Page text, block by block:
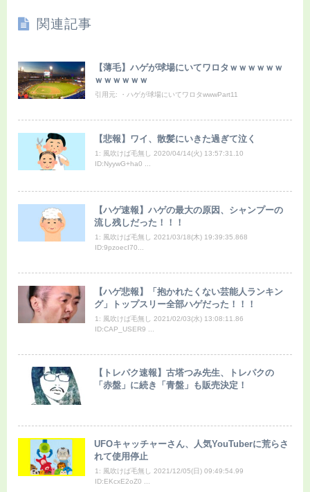
関連記事
【薄毛】ハゲが球場にいてワロタｗｗｗｗｗｗ
ｗｗｗｗｗｗ
引用元: ・ハゲが球場にいてワロタwwwPart11
【悲報】ワイ、散髪にいきた過ぎて泣く
1: 風吹けば毛無し 2020/04/14(火) 13:57:31.10
ID:NyywG+ha0 ...
【ハゲ速報】ハゲの最大の原因、シャンプーの
流し残しだった！！！
1: 風吹けば毛無し 2021/03/18(木) 19:39:35.868
ID:9pzoecI70...
【ハゲ悲報】「抱かれたくない芸能人ランキン
グ」トップスリー全部ハゲだった！！！
1: 風吹けば毛無し 2021/02/03(水) 13:08:11.86
ID:CAP_USER9 ...
【トレパク速報】古塔つみ先生、トレパクの
「赤盤」に続き「青盤」も販売決定！
UFOキャッチャーさん、人気YouTuberに荒らさ
れて使用停止
1: 風吹けば毛無し 2021/12/05(日) 09:49:54.99
ID:EKcxE2oZ0 ...